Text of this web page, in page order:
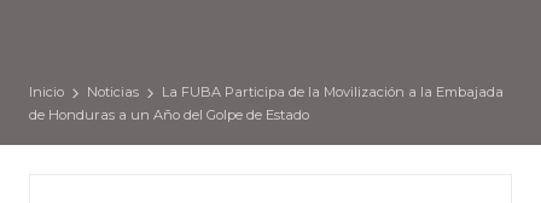
Inicio Noticias
La FUBA Participa de la Movilización a la Embajada
de Honduras a un Año del Golpe de Estado